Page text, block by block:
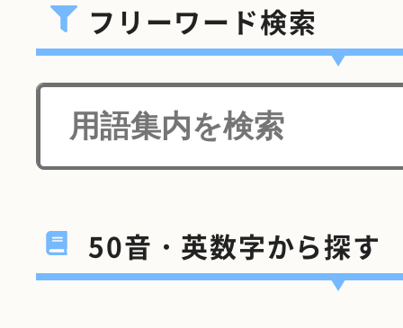
フリーワード検索
50音・英数字から探す